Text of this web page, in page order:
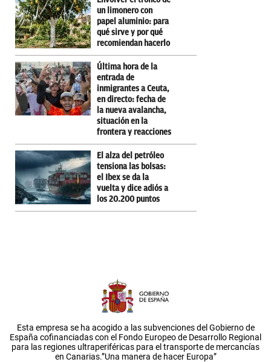
un limonero con
papel aluminio: para
qué sirve y por qué
recomiendan hacerlo
Última hora de la
entrada de
inmigrantes a Ceuta,
en directo: fecha de
la nueva avalancha,
situación en la
frontera y reacciones
El alza del petróleo
tensiona las bolsas:
el Ibex se da la
vuelta y dice adiós a
los 20.200 puntos
Esta empresa se ha acogido a las subvenciones del Gobierno de
España cofinanciadas con el Fondo Europeo de Desarrollo Regional
para las regiones ultraperiféricas para el transporte de mercancías
en Canarias.”Una manera de hacer Europa”